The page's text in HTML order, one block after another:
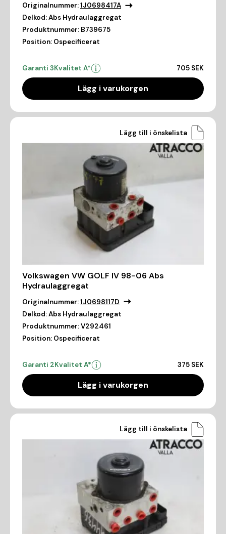
Originalnummer:1J0698417A
Delkod:Abs Hydraulaggregat
Produktnummer: B739675
Position: Ospecificerat
Garanti 3Kvalitet A* 705 SEK
Lägg i varukorgen
Lägg till i önskelista
Volkswagen VW GOLF IV 98-06 Abs
Hydraulaggregat
Originalnummer:1J0698117D
Delkod:Abs Hydraulaggregat
Produktnummer:V292461
Position: Ospecificerat
Garanti 2Kvalitet A* 375 SEK
Lägg i varukorgen
Lägg till i önskelista